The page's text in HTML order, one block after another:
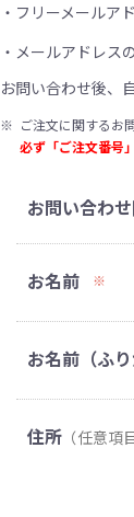
フリーメールア
メールアドレス
お問い合わせ後、
※ ご注文に関するお
必ず「ご注文番号
お問い合わ
お名前 ※
お名前（ふり
住所 （任意項